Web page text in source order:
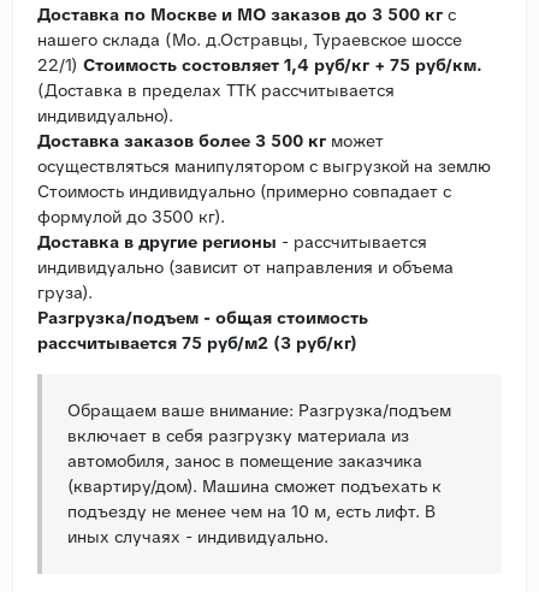
Доставка по Москве и МО заказов до 3 500 кг с
нашего склада (Мо. д.Остравцы, Тураевское шоссе
22/1) Стоимость состовляет 1,4 руб/кг + 75 руб/км.
(Доставка в пределах ТТК рассчитывается
индивидуально).
Доставка заказов более 3 500 кг может
осуществляться манипулятором с выгрузкой на землю
Стоимость индивидуально (примерно совпадает с
формулой до 3500 кг).
Доставка в другие регионы - рассчитывается
индивидуально (зависит от направления и объема
груза).
Разгрузка/подъем - общая стоимость
рассчитывается 75 руб/м2 (3 руб/кг)
Обращаем ваше внимание: Разгрузка/подъем
включает в себя разгрузку материала из
автомобиля, занос в помещение заказчика
(квартиру/дом). Машина сможет подъехать к
подъезду не менее чем на 10 м, есть лифт. В
иных случаях - индивидуально.